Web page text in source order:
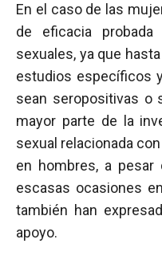
En el caso de las
de eficacia
sexuales, ya que
estudios específicos
sean seropositivas o
mayor parte de la
sexual relacionada con
en hombres, a
escasas ocasiones
también han
apoyo.